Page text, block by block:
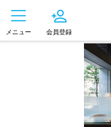
メニュー 会員登録